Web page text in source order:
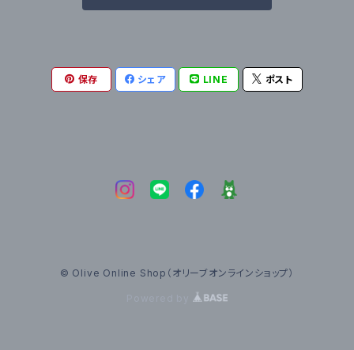
保存 シェア LINE ポスト
© Olive Online Shop（オリーブオンラインショップ）